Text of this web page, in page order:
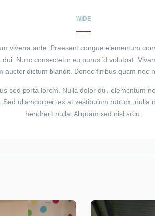
WIDE
viverra ante. Praesent congue elementum
Nunc consectetur eu purus id volutpat.
auctor dictum blandit. Donec finibus quam nec
sed porta lorem. Nulla dolor dui, elementum
ullamcorper, ex at vestibulum rutrum, nulla
hendrerit nulla. Aliquam sed nisl arcu.